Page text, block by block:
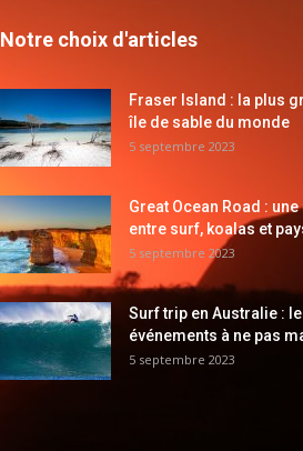
Notre choix d'articles
Fraser Island : la plus
île de sable du monde
5 septembre 2023
Great Ocean Road :
entre surf, koalas et
5 septembre 2023
Surf trip en Australie :
événements à ne pas
5 septembre 2023